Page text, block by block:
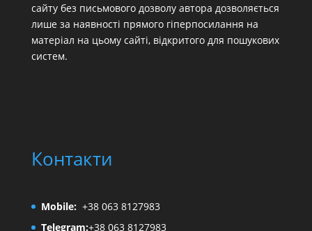
сайту без письмового дозволу автора дозволяється
лише за наявності прямого гіперпосилання на
матеріал на цьому сайті, відкритого для пошукових
систем.
Контакти
Mobile: +38 063 8127983
Telegram:+38 063 8127983